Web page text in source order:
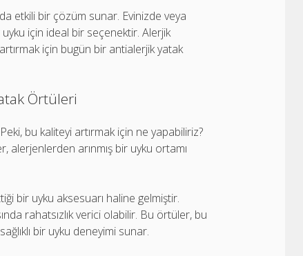
etkili bir çözüm sunar. Evinizde veya
için ideal bir seçenektir. Alerjik
için bugün bir antialerjik yatak
Örtüleri
bu kaliteyi artırmak için ne yapabiliriz?
arınmış bir uyku ortamı
bir uyku aksesuarı haline gelmiştir.
rahatsızlık verici olabilir. Bu örtüler, bu
bir uyku deneyimi sunar.